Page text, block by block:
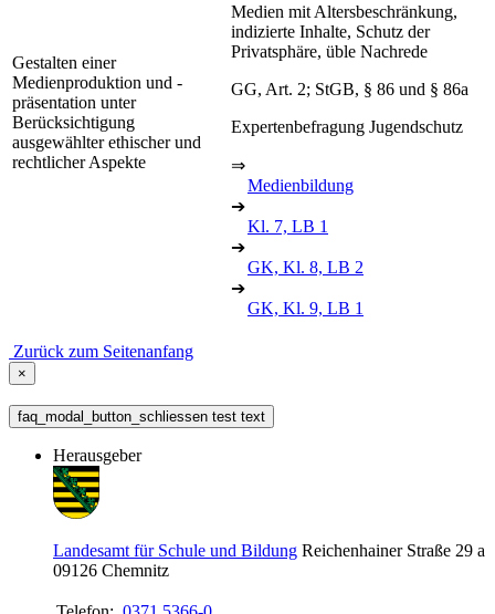
Gestalten einer
Medienproduktion und -
präsentation unter
Berücksichtigung
ausgewählter ethischer und
rechtlicher Aspekte
Medien mit Altersbeschränkung,
indizierte Inhalte, Schutz der
Privatsphäre, üble Nachrede
GG, Art. 2; StGB, § 86 und § 86a
Expertenbefragung Jugendschutz
⇒
Medienbildung
➔
Kl. 7, LB 1
➔
GK, Kl. 8, LB 2
➔
GK, Kl. 9, LB 1
Zurück zum Seitenanfang
×
faq_modal_button_schliessen test text
Herausgeber
Landesamt für Schule und Bildung Reichenhainer Straße 29 a
09126 Chemnitz